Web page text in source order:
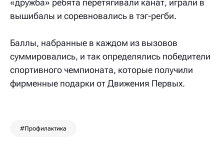
#Профилактика
«дружба» ребята перетягивали канат, играли в
вышибалы и соревновались в тэг-регби.
Баллы, набранные в каждом из вызовов
суммировались, и так определялись победители
спортивного чемпионата, которые получили
фирменные подарки от Движения Первых.